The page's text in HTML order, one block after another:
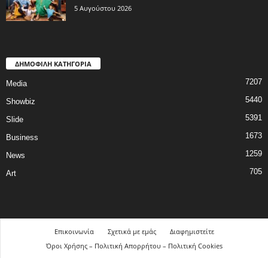
5 Αυγούστου 2026
ΔΗΜΟΦΙΛΗ ΚΑΤΗΓΟΡΙΑ
Media 7207
Showbiz 5440
Slide 5391
Business 1673
News 1259
Art 705
Επικοινωνία Σχετικά με εμάς
Διαφημιστείτε
Όροι Χρήσης – Πολιτική Απορρήτου – Πολιτική Cookies